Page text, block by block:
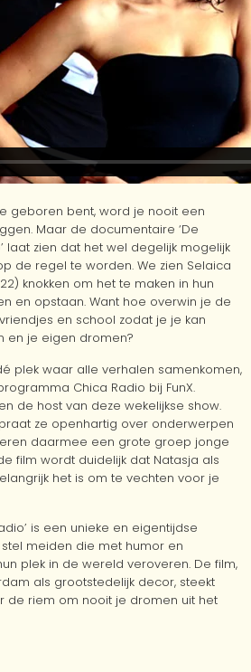
geboren bent, word je nooit een
Maar de documentaire ‘De
laat zien dat het wel degelijk mogelijk
de regel te worden. We zien Selaica
knokken om het te maken in hun
en opstaan. Want hoe overwin je de
en school zodat je je kan
en je eigen dromen?
plek waar alle verhalen samenkomen,
Chica Radio bij FunX.
de host van deze wekelijkse show.
ze openhartig over onderwerpen
daarmee een grote groep jonge
film wordt duidelijk dat Natasja als
het is om te vechten voor je
is een unieke en eigentijdse
meiden die met humor en
plek in de wereld veroveren. De film,
als grootstedelijk decor, steekt
de riem om nooit je dromen uit het